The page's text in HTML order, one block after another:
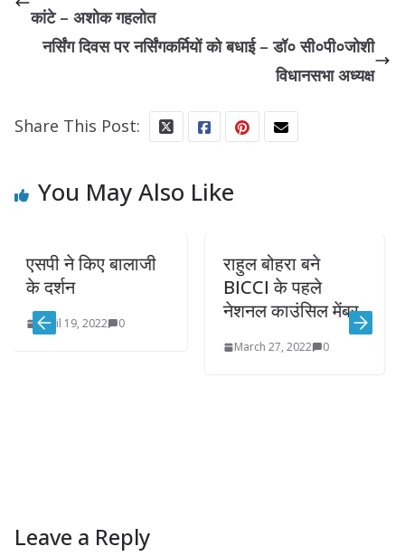
कांटे – अशोक गहलोत
नर्सिंग दिवस पर नर्सिंगकर्मियों को बधाई – डॉ० सी०पी०जोशी
विधानसभा अध्यक्ष
Share This Post:
You May Also Like
किए बालाजी
19, 2022 0
राहुल बोहरा बने
BICCI के पहले
नेशनल काउंसिल मेंबर
March 27, 2022 0
पकडा
Leave a Reply